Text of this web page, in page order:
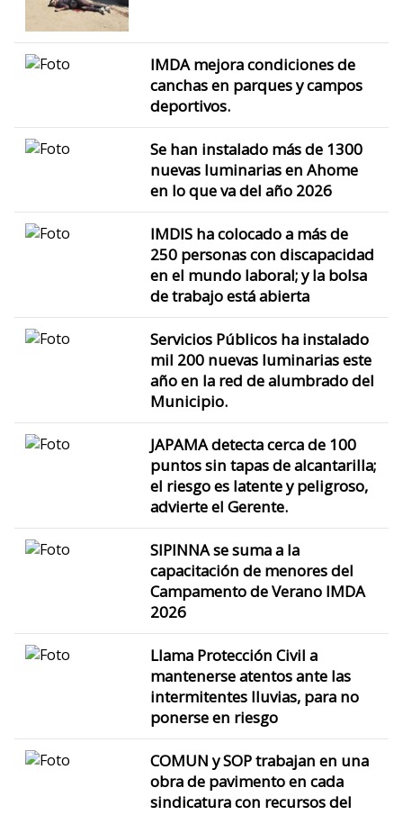
IMDA mejora condiciones de
canchas en parques y campos
deportivos.
Se han instalado más de 1300
nuevas luminarias en Ahome
en lo que va del año 2026
IMDIS ha colocado a más de
250 personas con discapacidad
en el mundo laboral; y la bolsa
de trabajo está abierta
Servicios Públicos ha instalado
mil 200 nuevas luminarias este
año en la red de alumbrado del
Municipio.
JAPAMA detecta cerca de 100
puntos sin tapas de alcantarilla;
el riesgo es latente y peligroso,
advierte el Gerente.
SIPINNA se suma a la
capacitación de menores del
Campamento de Verano IMDA
2026
Llama Protección Civil a
mantenerse atentos ante las
intermitentes lluvias, para no
ponerse en riesgo
COMUN y SOP trabajan en una
obra de pavimento en cada
sindicatura con recursos del